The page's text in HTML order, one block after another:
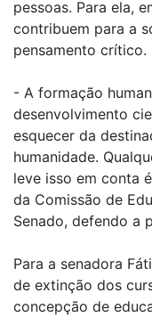
pessoas. Para ela,
contribuem para a
pensamento crítico.
- A formação
desenvolvimento
esquecer da
humanidade.
leve isso em conta
da Comissão de
Senado, defendo a
Para a senadora
de extinção dos
concepção de